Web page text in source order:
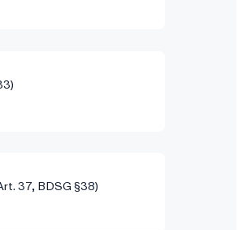
37, BDSG §38)